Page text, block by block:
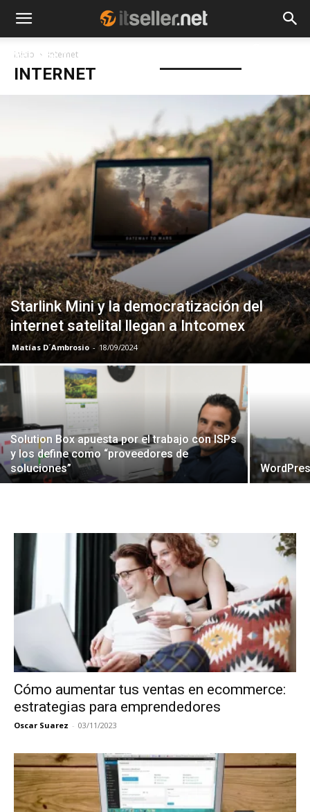
NOTICIAS
Inicio Internet
INTERNET
Starlink Mini y la democratización del
internet satelital llegan a Intcomex
Matías D´Ambrosio - 18/09/2024
Solution Box apuesta por el trabajo con ISPs
y los define como “proveedores de
soluciones”
Cómo aumentar tus ventas en ecommerce:
estrategias para emprendedores
Oscar Suarez - 03/11/2023